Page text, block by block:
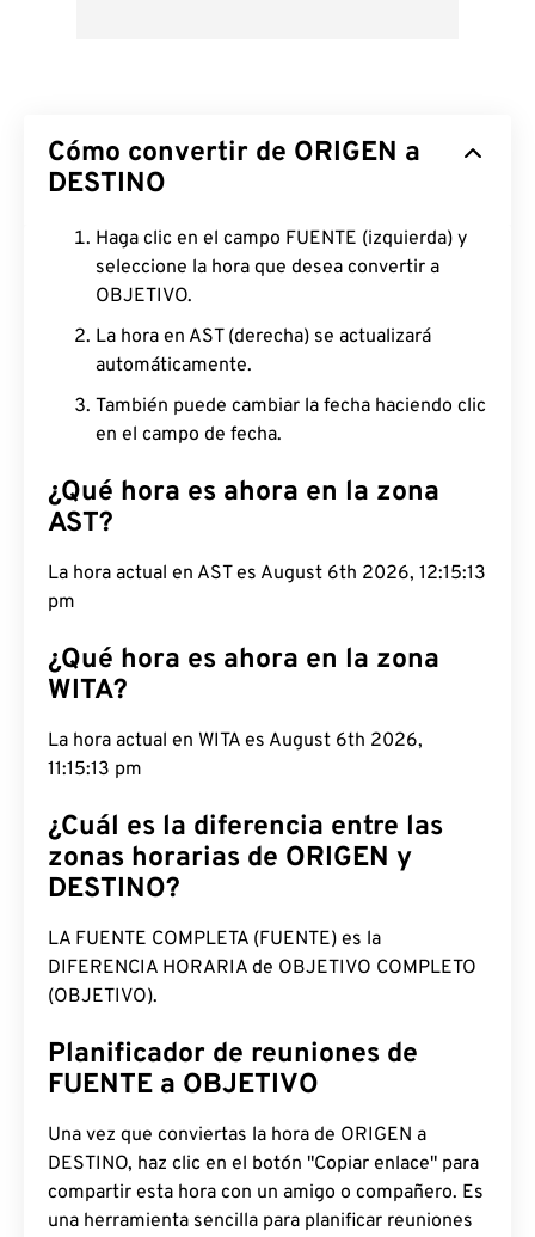
Cómo convertir de ORIGEN a
DESTINO
Haga clic en el campo FUENTE (izquierda) y
seleccione la hora que desea convertir a
OBJETIVO.
La hora en AST (derecha) se actualizará
automáticamente.
También puede cambiar la fecha haciendo clic
en el campo de fecha.
¿Qué hora es ahora en la zona
AST?
La hora actual en AST es August 6th 2026, 12:15:14
pm
¿Qué hora es ahora en la zona
WITA?
La hora actual en WITA es August 6th 2026,
11:15:14 pm
¿Cuál es la diferencia entre las
zonas horarias de ORIGEN y
DESTINO?
LA FUENTE COMPLETA (FUENTE) es la
DIFERENCIA HORARIA de OBJETIVO COMPLETO
(OBJETIVO).
Planificador de reuniones de
FUENTE a OBJETIVO
Una vez que conviertas la hora de ORIGEN a
DESTINO, haz clic en el botón "Copiar enlace" para
compartir esta hora con un amigo o compañero. Es
una herramienta sencilla para planificar reuniones